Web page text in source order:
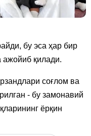
бу эса ҳар бир
ажойиб қилади.
соғлом ва
- бу замонавий
ёрқин